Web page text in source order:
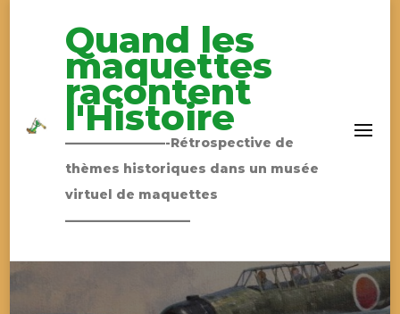
Quand les
maquettes
racontent
l'Histoire
————————-Rétrospective de
thèmes historiques dans un musée
virtuel de maquettes
——————————